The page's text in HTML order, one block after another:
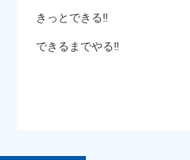
きっとできる‼
できるまでやる‼